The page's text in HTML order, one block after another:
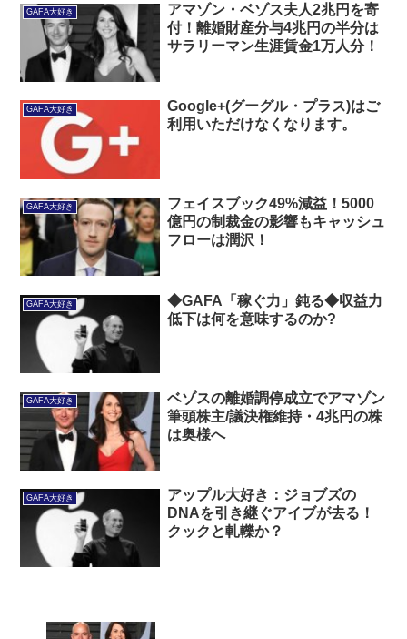
GAFA大好き
アマゾン・ベゾス夫人2兆円を寄
付！離婚財産分与4兆円の半分は
サラリーマン生涯賃金1万人分！
GAFA大好き
Google+(グーグル・プラス)はご
利用いただけなくなります。
GAFA大好き
フェイスブック49%減益！5000
億円の制裁金の影響もキャッシュ
フローは潤沢！
GAFA大好き
◆GAFA「稼ぐ力」鈍る◆収益力
低下は何を意味するのか?
GAFA大好き
ベゾスの離婚調停成立でアマゾン
筆頭株主/議決権維持・4兆円の株
は奥様へ
GAFA大好き
アップル大好き：ジョブズの
DNAを引き継ぐアイブが去る！
クックと軋轢か？